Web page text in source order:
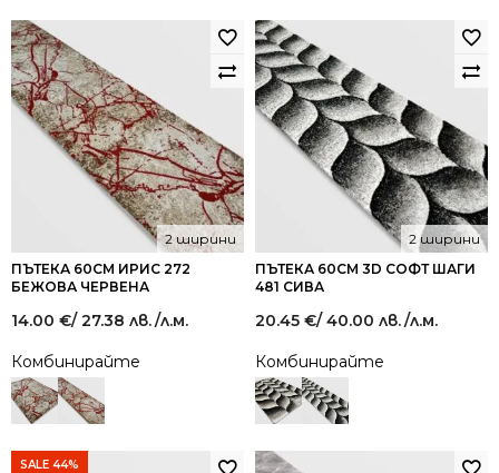
ПЪТЕКА 60СМ ИРИС 272
БЕЖОВА ЧЕРВЕНА
2 ширини
14.00 €/ 27.38 лв./л.м.
Комбинирайте
ПЪТЕКА 60СМ 3D СОФТ ШАГИ
481 СИВА
2 ширини
20.45 €/ 40.00 лв./л.м.
Комбинирайте
SALE 44%